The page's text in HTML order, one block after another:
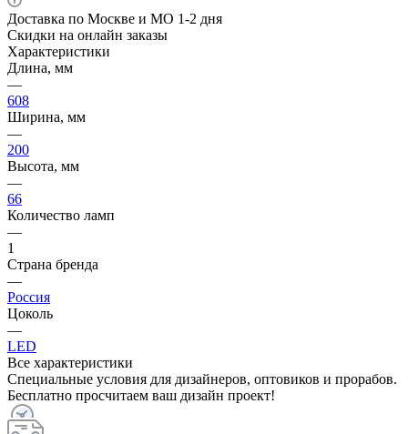
Доставка по Москве и МО 1-2 дня
Скидки на онлайн заказы
Характеристики
Длина, мм
—
608
Ширина, мм
—
200
Высота, мм
—
66
Количество ламп
—
1
Страна бренда
—
Россия
Цоколь
—
LED
Все характеристики
Специальные условия для дизайнеров, оптовиков и прорабов.
Бесплатно просчитаем ваш дизайн проект!